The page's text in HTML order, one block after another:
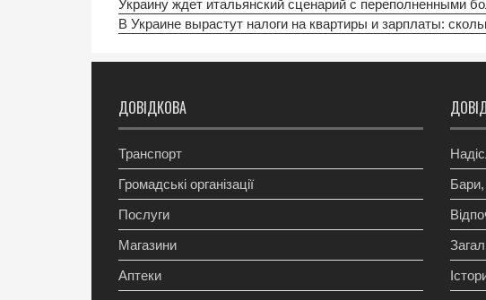
Украину ждет итальянский сценарий с переполненными
В Украине вырастут налоги на квартиры и зарплаты:
ДОВІДКОВА
Транспорт
Громадські організації
Послуги
Магазини
Аптеки